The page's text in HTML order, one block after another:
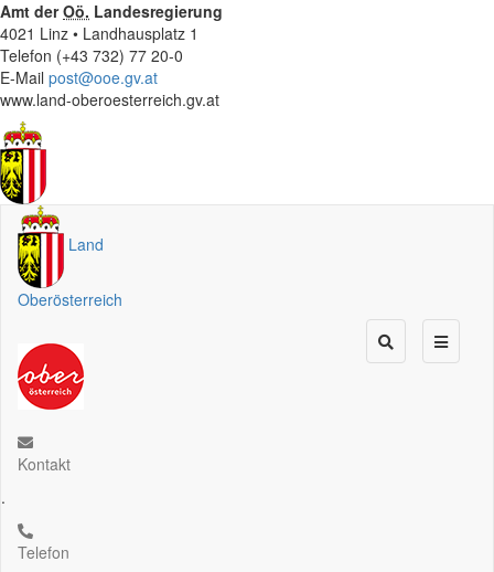
Amt derOö. Landesregierung
4021 Linz • Landhausplatz 1
Telefon (+43 732) 77 20-0
E-Mail post@ooe.gv.at
www.land-oberoesterreich.gv.at
Land
Oberösterreich
Kontakt
.
Telefon